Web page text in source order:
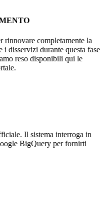
rinnovare completamente la
i disservizi durante questa fase
reso disponibili qui le
Il sistema interroga in
BigQuery per fornirti